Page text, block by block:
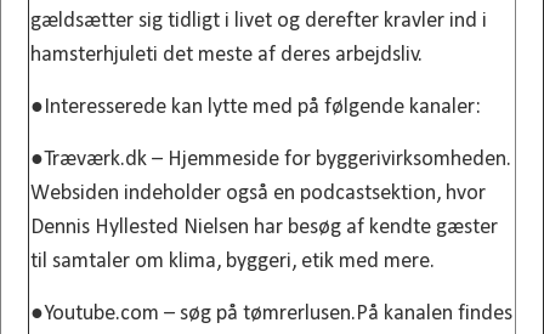
gældsætter sig tidligt i livet og derefter kravler ind i
hamsterhjuleti det meste af deres arbejdsliv.
●Interesserede kan lytte med på følgende kanaler:
●Træværk.dk – Hjemmeside for byggerivirksomheden.
Websiden indeholder også en podcastsektion, hvor
Dennis Hyllested Nielsen har besøg af kendte gæster
til samtaler om klima, byggeri, etik med mere.
●Youtube.com – søg på tømrerlusen.På kanalen findes